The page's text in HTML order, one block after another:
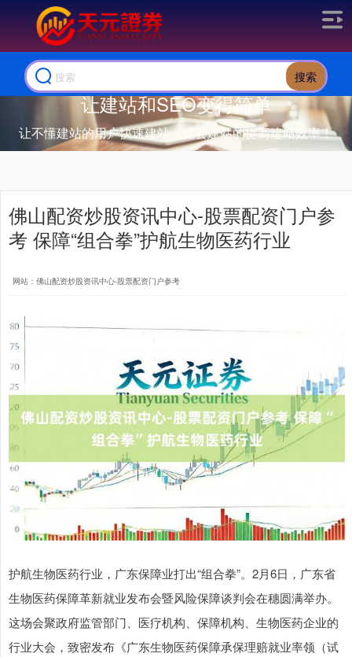
搜索
让建站和SEO变得简单
让不懂建站的用户快速建站，让会建站的提高建站效率！
佛山配资炒股资讯中心-股票配资门户参
考 保障“组合拳”护航生物医药行业
网站：佛山配资炒股资讯中心-股票配资门户参考
护航生物医药行业，广东保障业打出“组合拳”。2月6日，广东省
生物医药保障革新就业发布会暨风险保障谈判会在穗圆满举办。
这场会聚政府监管部门、医疗机构、保障机构、生物医药企业的
行业大会，致密发布《广东生物医药保障承保理赔就业率领（试